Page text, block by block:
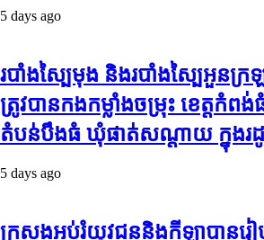
5 days ago
របាំង​ស្បៃ​មុង​ និង​របាំង​ស្បៃ​អួន​ក្
ត្រូវ​បាន​កងកម្លាំង​ចម្រុះ​ ខេត្តកំពង់​
តំបន់​បឹង​ធំ​ ឃុំ​ផាត់​សណ្តាយ ​ក្នុង​រ
5 days ago
ក្រសួងអប់រំយុវជននិងកីឡាបានរៀ